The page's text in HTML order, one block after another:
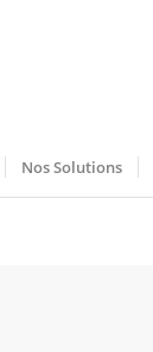
Nos Solutions